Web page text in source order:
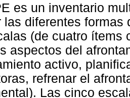
es un inventario
las diferentes formas
(de cuatro ítems
aspectos del
activo,
refrenar el
Las cinco